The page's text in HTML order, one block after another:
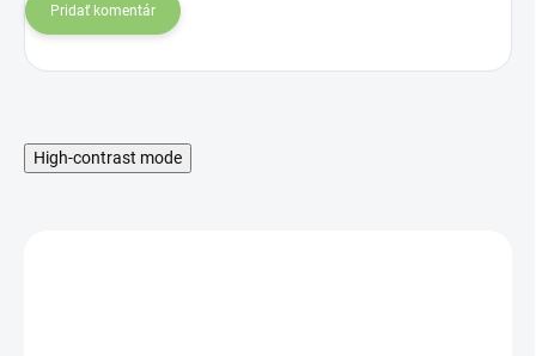
Pridať komentár
High-contrast mode